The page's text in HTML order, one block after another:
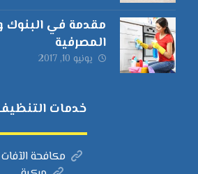
مقدمة في البنوك
المصرفية
يونيو 10, 2017
خدمات
مكافحة الآفات